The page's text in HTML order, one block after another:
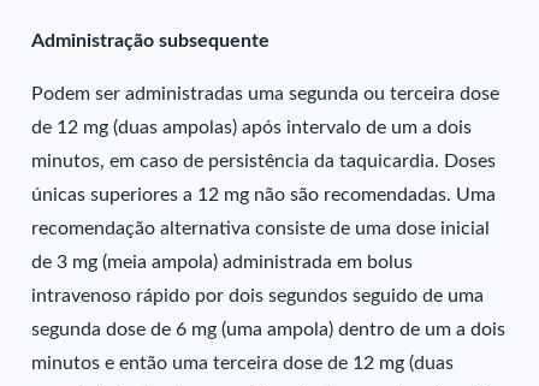
Administração subsequente
Podem ser administradas uma segunda ou terceira dose
de 12 mg (duas ampolas) após intervalo de um a dois
minutos, em caso de persistência da taquicardia. Doses
únicas superiores a 12 mg não são recomendadas. Uma
recomendação alternativa consiste de uma dose inicial
de 3 mg (meia ampola) administrada em bolus
intravenoso rápido por dois segundos seguido de uma
segunda dose de 6 mg (uma ampola) dentro de um a dois
minutos e então uma terceira dose de 12 mg (duas